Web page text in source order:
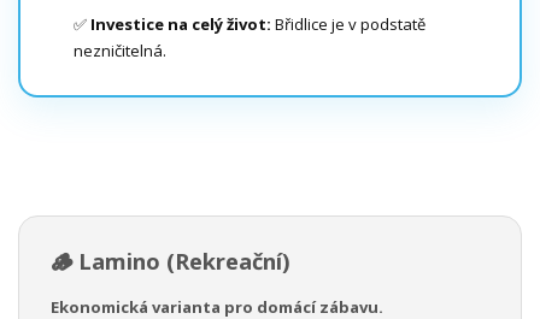
✅ Investice na celý život: Břidlice je v podstatě
nezničitelná.
🪵 Lamino (Rekreační)
Ekonomická varianta pro domácí zábavu.